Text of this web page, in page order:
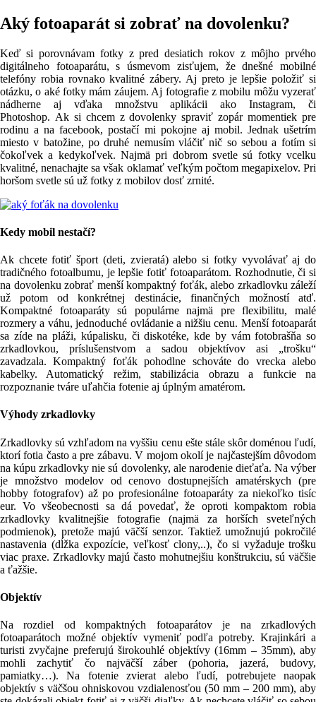
Aký fotoaparát si zobrať na dovolenku?
Keď si porovnávam fotky z pred desiatich rokov z môjho prvého
digitálneho fotoaparátu, s úsmevom zisťujem, že dnešné mobilné
telefóny robia rovnako kvalitné zábery. Aj preto je lepšie položiť si
otázku, o aké fotky mám záujem. Aj fotografie z mobilu môžu vyzerať
nádherne aj vďaka množstvu aplikácii ako Instagram, či
Photoshop. Ak si chcem z dovolenky spraviť zopár momentiek pre
rodinu a na facebook, postačí mi pokojne aj mobil. Jednak ušetrím
miesto v batožine, po druhé nemusím vláčiť nič so sebou a fotím si
čokoľvek a kedykoľvek. Najmä pri dobrom svetle sú fotky vcelku
kvalitné, nenachajte sa však oklamať veľkým počtom megapixelov. Pri
horšom svetle sú už fotky z mobilov dosť zrnité.
Kedy mobil nestačí?
Ak chcete fotiť šport (deti, zvieratá) alebo si fotky vyvolávať aj do
tradičného fotoalbumu, je lepšie fotiť fotoaparátom. Rozhodnutie, či si
na dovolenku zobrať menší kompaktný foťák, alebo zrkadlovku záleží
už potom od konkrétnej destinácie, finančných možností atď.
Kompaktné fotoaparáty sú populárne najmä pre flexibilitu, malé
rozmery a váhu, jednoduché ovládanie a nižšiu cenu. Menší fotoaparát
sa zíde na pláži, kúpalisku, či diskotéke, kde by vám fotobrašňa so
zrkadlovkou, príslušenstvom a sadou objektívov asi „trošku“
zavadzala. Kompaktný foťák pohodlne schováte do vrecka alebo
kabelky. Automatický režim, stabilizácia obrazu a funkcie na
rozpoznanie tváre uľahčia fotenie aj úplným amatérom.
Výhody zrkadlovky
Zrkadlovky sú vzhľadom na vyššiu cenu ešte stále skôr doménou ľudí,
ktorí fotia často a pre zábavu. V mojom okolí je najčastejším dôvodom
na kúpu zrkadlovky nie sú dovolenky, ale narodenie dieťaťa. Na výber
je množstvo modelov od cenovo dostupnejších amatérskych (pre
hobby fotografov) až po profesionálne fotoaparáty za niekoľko tisíc
eur. Vo všeobecnosti sa dá povedať, že oproti kompaktom robia
zrkadlovky kvalitnejšie fotografie (najmä za horších sveteľných
podmienok), pretože majú väčší senzor. Taktiež umožnujú pokročilé
nastavenia (dĺžka expozície, veľkosť clony,..), čo si vyžaduje trošku
viac praxe. Zrkadlovky majú často mohutnejšiu konštrukciu, sú väčšie
a ťažšie.
Objektív
Na rozdiel od kompaktných fotoaparátov je na zrkadlových
fotoaparátoch možné objektív vymeniť podľa potreby. Krajinkári a
turisti zvyčajne preferujú širokouhlé objektívy (16mm – 35mm), aby
mohli zachytiť čo najväčší záber (pohoria, jazerá, budovy,
pamiatky…). Na fotenie zvierat alebo ľudí, potrebujete naopak
objektív s väčšou ohniskovou vzdialenosťou (50 mm – 200 mm), aby